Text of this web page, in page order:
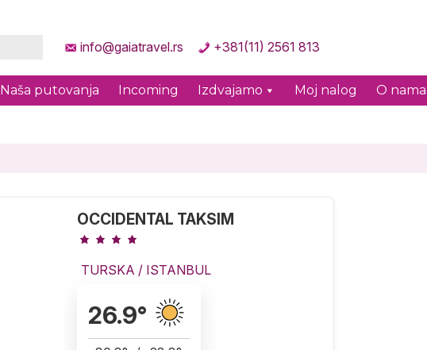
info@gaiatravel.rs +381(11) 2561 813
Naša putovanja Incoming Izdvajamo Moj nalog O nama
OCCIDENTAL TAKSIM
TURSKA / ISTANBUL
26.9°